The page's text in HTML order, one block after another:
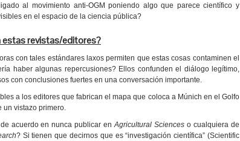
al movimiento anti-OGM poniendo algo que parece científico y
en el espacio de la ciencia pública?
estas revistas/editores?
con tales estándares laxos permiten que estas cosas contaminen el
haber algunas repercusiones? Ellos confunden el diálogo legítimo,
con conclusiones fuertes en una conversación importante.
a los editores que fabrican el mapa que coloca a Múnich en el Golfo
un vistazo primero.
acuerdo en nunca publicar enAgricultural Sciences o cualquiera de
? Si tienen que decirnos que es “investigación científica” (Scientific